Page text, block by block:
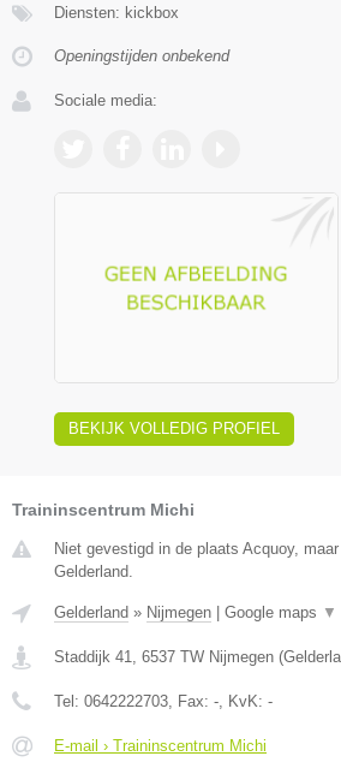
Diensten: kickbox
Openingstijden onbekend
Sociale media:
BEKIJK VOLLEDIG PROFIEL
Traininscentrum Michi
Niet gevestigd in de plaats Acquoy,
Gelderland.
Gelderland » Nijmegen | Google maps ▼
Staddijk 41 6537 TW Nijmegen (
Tel: 0642222703 , Fax: - , KvK: -
E-mail › Traininscentrum Michi